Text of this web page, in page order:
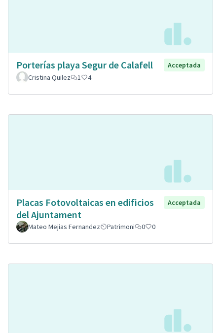
Porterías playa Segur de Calafell
Acceptada
Cristina Quilez
1 4
Placas Fotovoltaicas en edificios
del Ajuntament
Acceptada
Mateo Mejias Fernandez Patrimoni 0 0